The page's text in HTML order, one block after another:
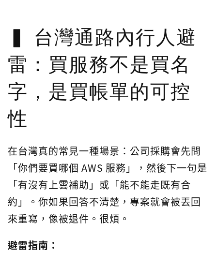
台灣通路內行人避
雷：買服務不是買名
字，是買帳單的可控
性
在台灣真的常見一種場景：公司採購會先問
「你們要買哪個 AWS 服務」，然後下一句是
「有沒有上雲補助」或「能不能走既有合
約」。你如果回答不清楚，專案就會被丟回
來重寫，像被退件。很煩。
避雷指南：